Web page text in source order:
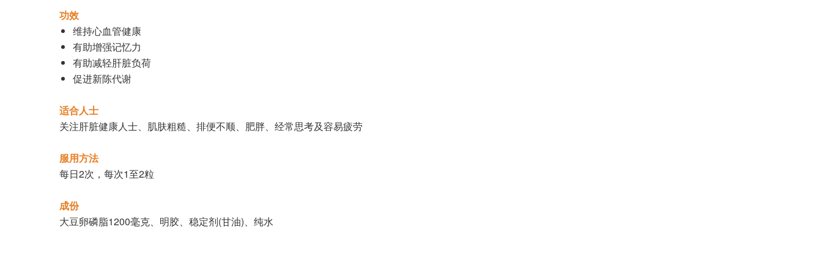
功效
维持心血管健康
有助增强记忆力
有助减轻肝脏负荷
促进新陈代谢
适合人士
关注肝脏健康人士、肌肤粗糙、排便不顺、肥胖、经常思考及容易疲劳
服用方法
每日2次，每次1至2粒
成份
大豆卵磷脂1200毫克、明胶、稳定剂(甘油)、纯水